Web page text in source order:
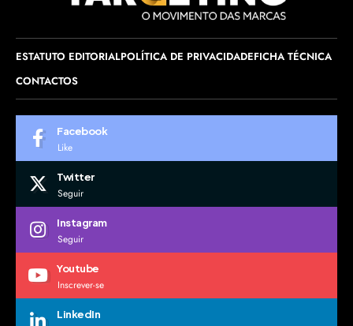
ESTATUTO EDITORIALPOLÍTICA DE PRIVACIDADEFICHA TÉCNICA
CONTACTOS
Facebook
Like
Twitter
Seguir
Instagram
Seguir
Youtube
Inscrever-se
LinkedIn